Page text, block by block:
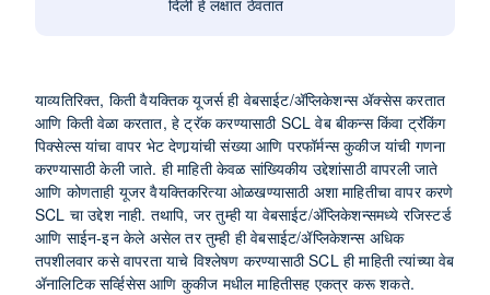
दिली हे लक्षात ठेवतात
याव्यतिरिक्त, किती वैयक्तिक यूजर्स ही वेबसाईट/ॲप्लिकेशन्स ॲक्सेस करतात
आणि किती वेळा करतात, हे ट्रॅक करण्यासाठी SCL वेब बीकन्स किंवा ट्रॅकिंग
पिक्सेल्स यांचा वापर भेट देणार्‍यांची संख्या आणि परफॉर्मन्स कुकीज यांची गणना
करण्यासाठी केली जाते. ही माहिती केवळ सांख्यिकीय उद्देशांसाठी वापरली जाते
आणि कोणताही यूजर वैयक्तिकरित्या ओळखण्यासाठी अशा माहितीचा वापर करणे
SCL चा उद्देश नाही. तथापि, जर तुम्ही या वेबसाईट/ॲप्लिकेशन्समध्ये रजिस्टर्ड
आणि साईन-इन केले असेल तर तुम्ही ही वेबसाईट/ॲप्लिकेशन्स अधिक
तपशीलवार कसे वापरता याचे विश्लेषण करण्यासाठी SCL ही माहिती त्यांच्या वेब
ॲनालिटिक सर्व्हिसेस आणि कुकीज मधील माहितीसह एकत्र करू शकते.